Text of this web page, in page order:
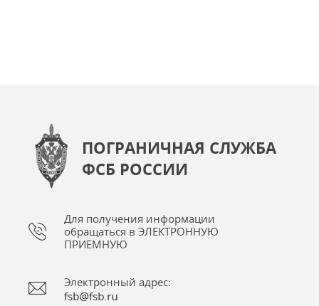
ПОГРАНИЧНАЯ СЛУЖБА
ФСБ РОССИИ
Для получения информации
обращаться в ЭЛЕКТРОННУЮ
ПРИЕМНУЮ
Электронный адрес: